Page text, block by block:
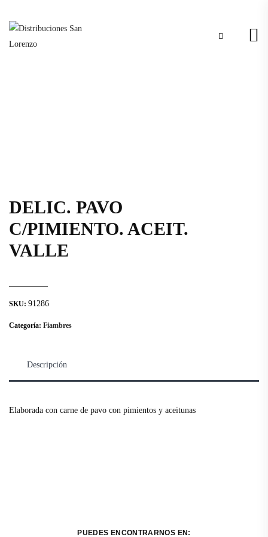
DELIC. PAVO
C/PIMIENTO. ACEIT.
VALLE
SKU: 91286
Categoría: Fiambres
Descripción
Elaborada con carne de pavo con pimientos y aceitunas
PUEDES ENCONTRARNOS EN: